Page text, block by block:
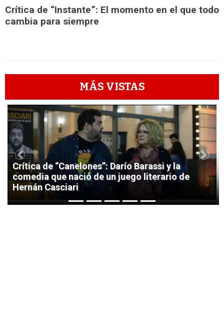
Crítica de “Instante”: El momento en el que todo
cambia para siempre
MÁS VISTAS
1
Crítica de “Canelones”: Darío Barassi y la
comedia que nació de un juego literario de
Hernán Casciari
Previous Next